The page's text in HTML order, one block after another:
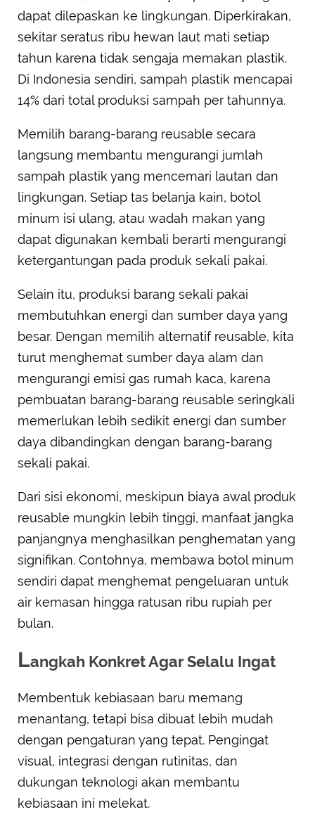
dapat dilepaskan ke lingkungan. Diperkirakan,
sekitar seratus ribu hewan laut mati setiap
tahun karena tidak sengaja memakan plastik.
Di Indonesia sendiri, sampah plastik mencapai
14% dari total produksi sampah per tahunnya.
Memilih barang-barang reusable secara
langsung membantu mengurangi jumlah
sampah plastik yang mencemari lautan dan
lingkungan. Setiap tas belanja kain, botol
minum isi ulang, atau wadah makan yang
dapat digunakan kembali berarti mengurangi
ketergantungan pada produk sekali pakai.
Selain itu, produksi barang sekali pakai
membutuhkan energi dan sumber daya yang
besar. Dengan memilih alternatif reusable, kita
turut menghemat sumber daya alam dan
mengurangi emisi gas rumah kaca, karena
pembuatan barang-barang reusable seringkali
memerlukan lebih sedikit energi dan sumber
daya dibandingkan dengan barang-barang
sekali pakai.
Dari sisi ekonomi, meskipun biaya awal produk
reusable mungkin lebih tinggi, manfaat jangka
panjangnya menghasilkan penghematan yang
signifikan. Contohnya, membawa botol minum
sendiri dapat menghemat pengeluaran untuk
air kemasan hingga ratusan ribu rupiah per
bulan.
Langkah Konkret Agar Selalu Ingat
Membentuk kebiasaan baru memang
menantang, tetapi bisa dibuat lebih mudah
dengan pengaturan yang tepat. Pengingat
visual, integrasi dengan rutinitas, dan
dukungan teknologi akan membantu
kebiasaan ini melekat.